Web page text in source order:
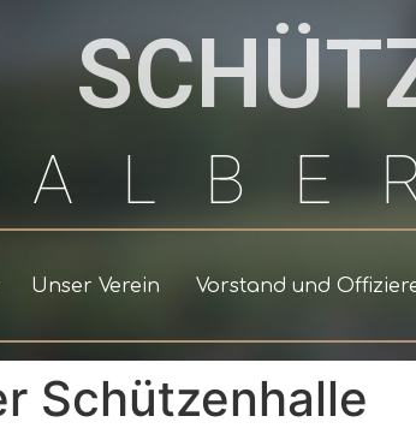
Unser Verein Vorstand und
Schützenhalle